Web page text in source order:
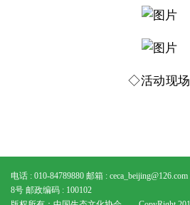
◇活动现场
电话 : 010-84789880 邮箱 : ceca_beijing@126.com
8号 邮政编码 : 100102